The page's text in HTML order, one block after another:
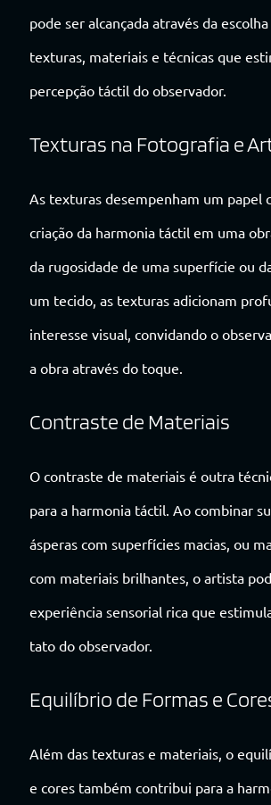
pode ser alcançada através da
texturas, materiais e técnicas que
percepção táctil do observador.
Texturas na Fotografia e
As texturas desempenham um papel
criação da harmonia táctil em uma
da rugosidade de uma superfície ou
um tecido, as texturas adicionam
interesse visual, convidando o
a obra através do toque.
Contraste de Materiais
O contraste de materiais é outra
para a harmonia táctil. Ao combinar
ásperas com superfícies macias, ou
com materiais brilhantes, o artista
experiência sensorial rica que
tato do observador.
Equilíbrio de Formas e
Além das texturas e materiais, o
e cores também contribui para a